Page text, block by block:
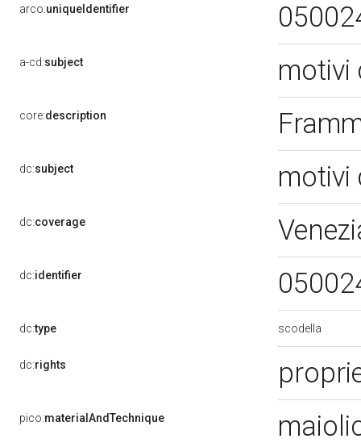
arco:uniqueIdentifier
a-cd:subject motivi
core:description
dc:subject motivi
dc:coverage
dc:identifier
dc:type scodella
dc:rights
pico:materialAndTechnique